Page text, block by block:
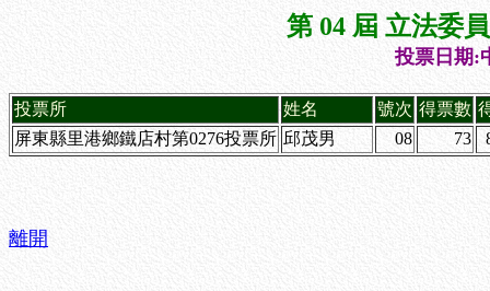
第 04 屆 立法委
投票日期:
投票所 姓名 號次 得票數
屏東縣里港鄉鐵店村第0276投票所 邱茂男 08 73
離開